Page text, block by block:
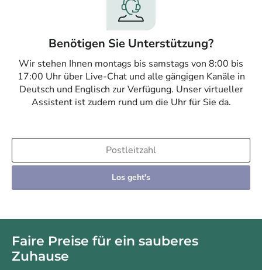
Benötigen Sie Unterstützung?
Wir stehen Ihnen montags bis samstags von 8:00 bis
17:00 Uhr über Live-Chat und alle gängigen Kanäle in
Deutsch und Englisch zur Verfügung. Unser virtueller
Assistent ist zudem rund um die Uhr für Sie da.
Los geht's
Faire Preise für ein sauberes
Zuhause